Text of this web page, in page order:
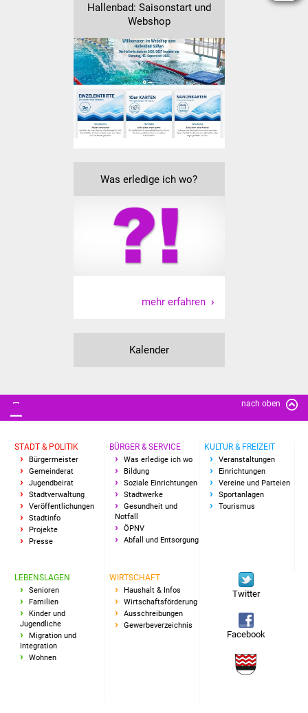
Route der
Industriekultur
Lebenslagen
Senioren
Stadtseniorenrat
Ältere
Seniorenwohn- und
Pflegeheim
Familien
Familientreff
Freundeskreis Asyl
Ukraine-Hilfe
Wohnen
Wirtschaft
Haushalt & Infos
Wirtschaftsförderung
Hallenbad: Saisonstart und
Webshop
Was erledige ich wo?
mehr erfahren
Kalender
nach oben
STADT & POLITIK
Bürgermeister
Gemeinderat
Jugendbeirat
Stadtverwaltung
Veröffentlichungen
Stadtinfo
Projekte
Presse
BÜRGER & SERVICE
Was erledige ich wo
Bildung
Soziale Einrichtungen
Stadtwerke
Gesundheit und
Notfall
ÖPNV
Abfall und Entsorgung
KULTUR & FREIZEIT
Veranstaltungen
Einrichtungen
Vereine und Parteien
Sportanlagen
Tourismus
LEBENSLAGEN
Senioren
Familien
Kinder und
Jugendliche
Migration und
Integration
Wohnen
WIRTSCHAFT
Haushalt & Infos
Wirtschaftsförderung
Ausschreibungen
Gewerbeverzeichnis
Twitter
Facebook